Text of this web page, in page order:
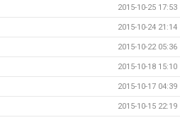
2015-10-25 17:53
2015-10-24 21:14
2015-10-22 05:36
2015-10-18 15:10
2015-10-17 04:39
2015-10-15 22:19